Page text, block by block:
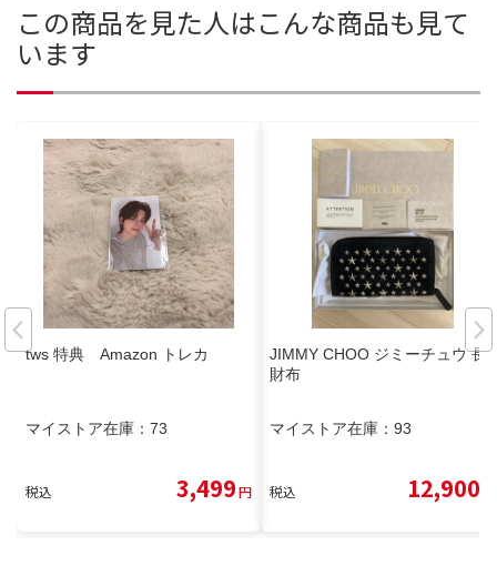
この商品を見た人はこんな商品も見て
います
tws 特典 Amazon トレカ
マイストア在庫： 73
税込 3,499円
JIMMY CHOO ジミーチュウ 長
財布
マイストア在庫： 93
税込 12,900